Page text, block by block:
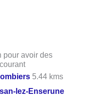
pour avoir des
5.44 kms
lez-Enserune